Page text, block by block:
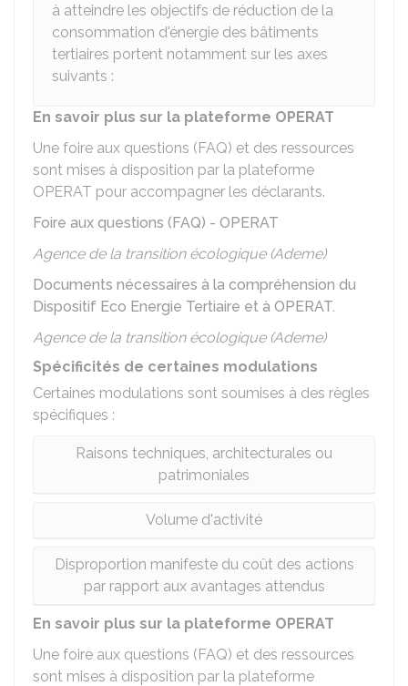
à atteindre les objectifs de réduction de la
consommation d'énergie des bâtiments
tertiaires portent notamment sur les axes
suivants :
En savoir plus sur la plateforme OPERAT
Une foire aux questions (FAQ) et des ressources
sont mises à disposition par la plateforme
OPERAT pour accompagner les déclarants.
Foire aux questions (FAQ) - OPERAT
Agence de la transition écologique (Ademe)
Documents nécessaires à la compréhension du
Dispositif Eco Energie Tertiaire et à OPERAT.
Agence de la transition écologique (Ademe)
Spécificités de certaines modulations
Certaines modulations sont soumises à des règles
spécifiques :
Raisons techniques, architecturales ou
patrimoniales
Volume d'activité
Disproportion manifeste du coût des actions
par rapport aux avantages attendus
En savoir plus sur la plateforme OPERAT
Une foire aux questions (FAQ) et des ressources
sont mises à disposition par la plateforme